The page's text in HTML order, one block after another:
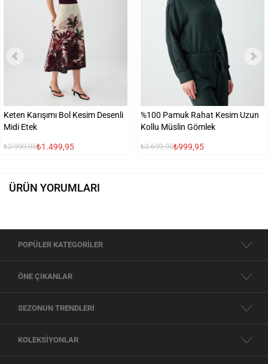
Keten Karışımı Bol Kesim Desenli
Midi Etek
₺2.999,95₺1.499,95
%100 Pamuk Rahat Kesim Uzun
Kollu Müslin Gömlek
₺2.699,95₺999,95
ÜRÜN YORUMLARI
POPÜLER KATEGORİLER
ÖNE ÇIKANLAR
SEZONUN TRENDLERİ
KOLEKSİYONLAR